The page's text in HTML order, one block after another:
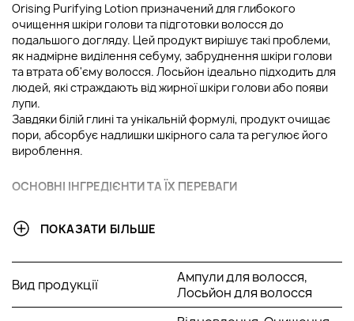
Orising Purifying Lotion призначений для глибокого
очищення шкіри голови та підготовки волосся до
подальшого догляду. Цей продукт вирішує такі проблеми,
як надмірне виділення себуму, забруднення шкіри голови
та втрата об'єму волосся. Лосьйон ідеально підходить для
людей, які страждають від жирної шкіри голови або появи
лупи.
Завдяки білій глині та унікальній формулі, продукт очищає
пори, абсорбує надлишки шкірного сала та регулює його
вироблення.
ОСНОВНІ ІНГРЕДІЄНТИ ТА ЇХ ПЕРЕВАГИ
Каолін (біла глина):
заспокійливу та глибоку очищувальну дію, абсорбує
має протизапальну та
заспокійливу дію, знімає подразнення шкіри голови;
: має зволожуючу та пом'якшувальну
ПОКАЗАТИ БІЛЬШЕ
Вид продукції
Ампули для волосся,
Лосьйон для волосся